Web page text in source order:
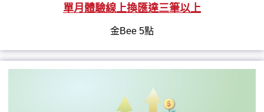
單月體驗線上換匯達三筆以上
金Bee 5點